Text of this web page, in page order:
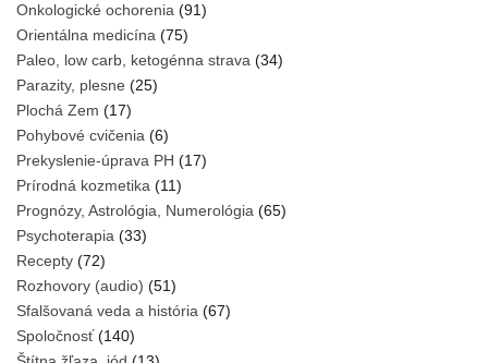
Onkologické ochorenia (91)
Orientálna medicína (75)
Paleo, low carb, ketogénna strava (34)
Parazity, plesne (25)
Plochá Zem (17)
Pohybové cvičenia (6)
Prekyslenie-úprava PH (17)
Prírodná kozmetika (11)
Prognózy, Astrológia, Numerológia (65)
Psychoterapia (33)
Recepty (72)
Rozhovory (audio) (51)
Sfalšovaná veda a história (67)
Spoločnosť(140)